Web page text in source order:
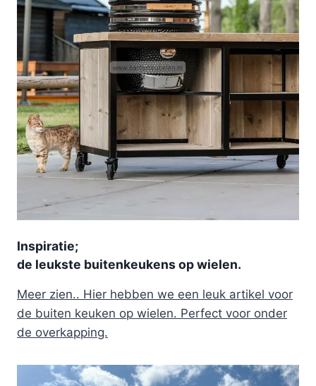
Inspiratie;
de leukste buitenkeukens op wielen.
Meer zien.. Hier hebben we een leuk artikel voor
de buiten keuken op wielen. Perfect voor onder
de overkapping.